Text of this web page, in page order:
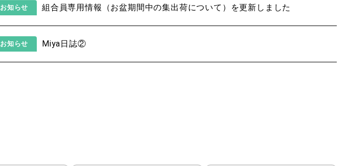
お知らせ 組合員専用情報（お盆期間中の集出荷について）を更新しました
お知らせ Miya日誌②